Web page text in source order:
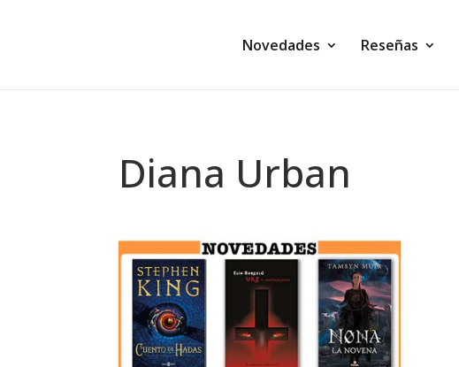
Novedades Reseñas
Diana Urban